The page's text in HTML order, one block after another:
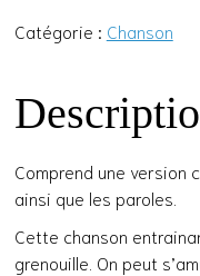
les
Catégorie : Chanson
Comprend une version
ainsi que les paroles.
Cette chanson
grenouille. On peut